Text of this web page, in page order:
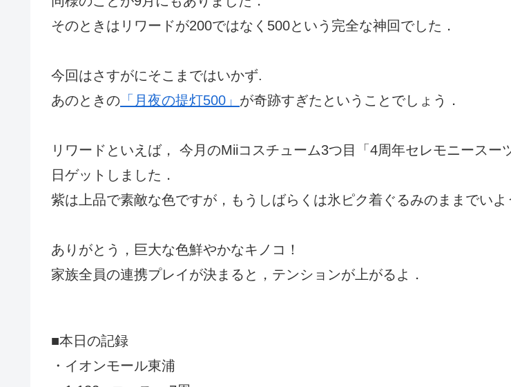
そのときはリワードが200ではなく500という完全な神回でした．
今回はさすがにそこまではいかず.
あのときの 「月夜の提灯500」 が奇跡すぎたということでしょう．
リワードといえば， 今月のMiiコスチューム3つ目「4周年セレモニースー
日ゲットしました．
紫は上品で素敵な色ですが，もうしばらくは氷ピク着ぐるみのままでいよ
ありがとう，巨大な色鮮やかなキノコ！
家族全員の連携プレイが決まると，テンションが上がるよ．
■本日の記録
・イオンモール東浦